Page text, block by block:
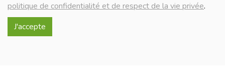
politique de confidentialité et de respect de la vie privée.
J'accepte